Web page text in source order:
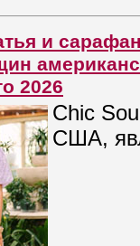
и
2026
Chic
США,